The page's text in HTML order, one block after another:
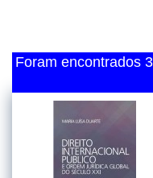
Foram encontrados